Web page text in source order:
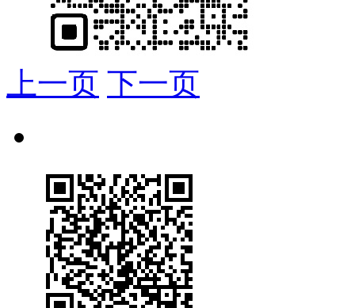
上一页 下一页